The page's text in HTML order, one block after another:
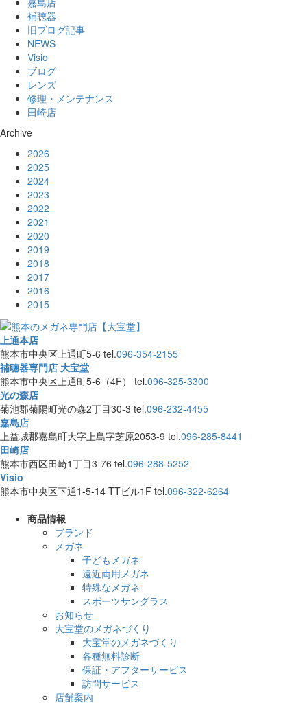
補聴器
旧ブログ記事
NEWS
Visio
ブログ
レンズ
修理・メンテナンス
田崎店
Archive
2026
2025
2024
2023
2022
2021
2020
2019
2018
2017
2016
2015
上通本店
熊本市中央区上通町5-6 tel.096-354-2155
補聴器専門店 大宝堂
熊本市中央区上通町5-6（4F） tel.096-325-3300
光の森店
菊池郡菊陽町光の森2丁目30-3 tel.096-232-4455
嘉島店
上益城郡嘉島町大字上島字芝原2053-9 tel.096-285-8441
田崎店
熊本市西区田崎1丁目3-76 tel.096-288-5252
Visio
熊本市中央区下通1-5-14 TTビル1F tel.096-322-6264
商品情報
ブランド
メガネ
子どもメガネ
遠近両用メガネ
特殊なメガネ
スポーツサングラス
お知らせ
大宝堂のメガネづくり
大宝堂のメガネづくり
各種無料診断
保証・アフターサービス
訪問サービス
店舗案内